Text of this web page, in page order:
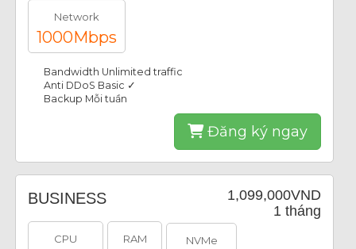
Network
1000Mbps
Bandwidth Unlimited traffic
Anti DDoS Basic ✓
Backup Mỗi tuần
Đăng ký ngay
1,099,000VND
1 tháng
BUSINESS
CPU RAM NVMe